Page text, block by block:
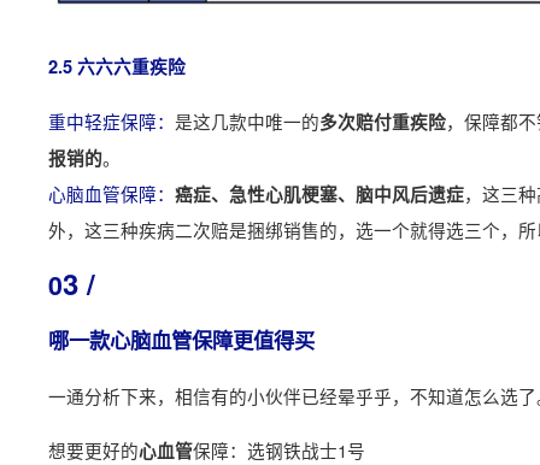
2.5 六六六重疾险
重中轻症保障： 是这几款中唯一的多次赔付重疾险，保障都
报销的。
心脑血管保障： 癌症、急性心肌梗塞、脑中风后遗症，这三
外，这三种疾病二次赔是捆绑销售的，选一个就得选三个，
03 /
哪一款心脑血管保障更值得买
一通分析下来，相信有的小伙伴已经晕乎乎，不知道怎么选
想要更好的心血管保障：选钢铁战士1号